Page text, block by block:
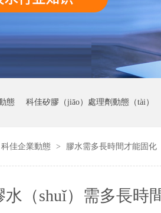
態 科佳矽膠（jiāo）處理劑動態（tài）
科（kē）佳快幹膠動態
科佳企業動態 > 膠水需多長時間才能固化
水（shuǐ）需多長時